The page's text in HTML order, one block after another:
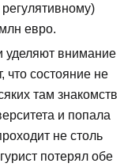
евро.
уделяют внимание
что состояние не
там знакомств
и попала
не столь
потерял обе